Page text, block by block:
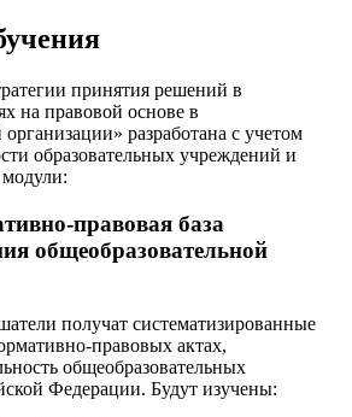
принятия решений в
на правовой основе в
разработана с учетом
образовательных учреждений и
правовая база
общеобразовательной
получат систематизированные
правовых актах,
общеобразовательных
Федерации. Будут изучены: